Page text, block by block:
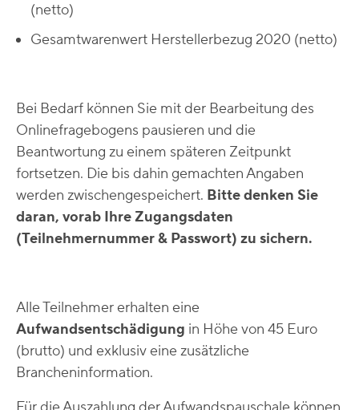
(netto)
Gesamtwarenwert Herstellerbezug 2020 (netto)
Bei Bedarf können Sie mit der Bearbeitung des
Onlinefragebogens pausieren und die
Beantwortung zu einem späteren Zeitpunkt
fortsetzen. Die bis dahin gemachten Angaben
werden zwischengespeichert. Bitte denken Sie
daran, vorab Ihre Zugangsdaten
(Teilnehmernummer & Passwort) zu sichern.
Alle Teilnehmer erhalten eine
Aufwandsentschädigung in Höhe von 45 Euro
(brutto) und exklusiv eine zusätzliche
Brancheninformation.